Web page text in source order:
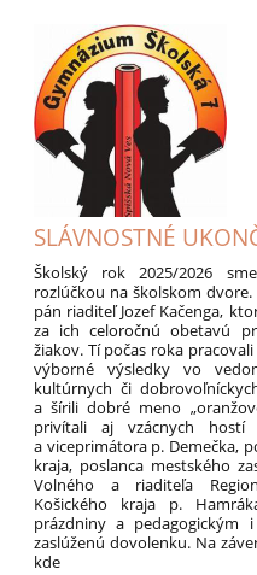
SLÁVNOSTNÉ
Školský rok 2025/2026
rozlúčkou na školskom
pán riaditeľ Jozef Kačenga,
za ich celoročnú obetavú
žiakov. Tí počas roka
výborné výsledky vo
kultúrnych či
a šírili dobré meno
privítali aj vzácnych hostí
a viceprimátora p. Demečka,
kraja, poslanca mestského
Volného a riaditeľa
Košického kraja p.
prázdniny a pedagogickým
zaslúženú dovolenku. Na
kde